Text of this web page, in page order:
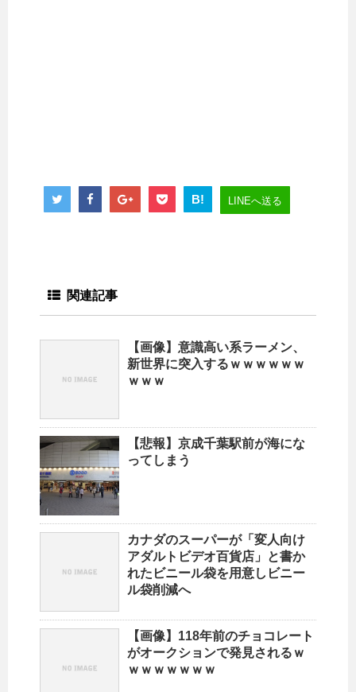
B! LINEへ送る
関連記事
【画像】意識高い系ラーメン、
新世界に突入するｗｗｗｗｗｗ
ｗｗｗ
【悲報】京成千葉駅前が海にな
ってしまう
カナダのスーパーが「変人向け
アダルトビデオ百貨店」と書か
れたビニール袋を用意しビニー
ル袋削減へ
【画像】118年前のチョコレート
がオークションで発見されるｗ
ｗｗｗｗｗｗｗ